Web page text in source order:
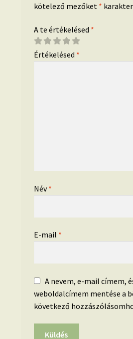
kötelező mezőket *
A te értékelésed *
Értékelésed *
Név*
E-mail *
A nevem, e-mail címem,
weboldalcímem mentése a
következő